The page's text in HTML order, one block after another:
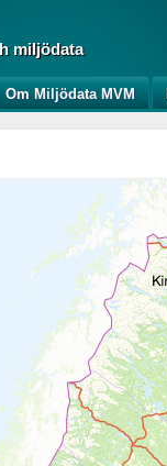
miljödata
Om Miljödata MVM